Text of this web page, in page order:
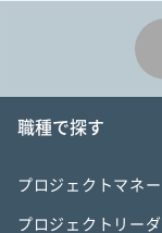
職種で探す
プロジェクトマネ
プロジェクトリー